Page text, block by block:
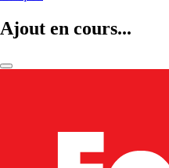
Ajout en cours...